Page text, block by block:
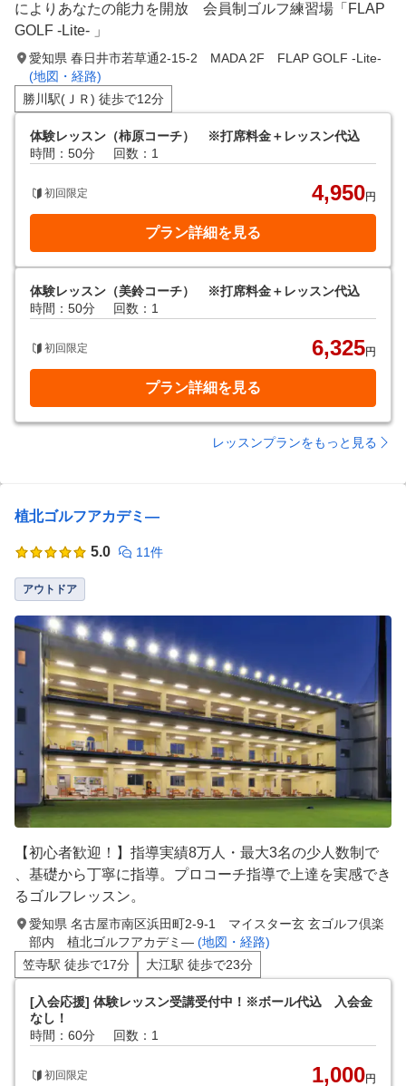
によりあなたの能力を開放 会員制ゴルフ練習場「FLAP
GOLF -Lite- 」
愛知県 春日井市若草通2-15-2 MADA 2F FLAP GOLF -Lite-
(地図・経路)
勝川駅(ＪＲ) 徒歩で12分
体験レッスン（柿原コーチ） ※打席料金＋レッスン代込
時間：50分
回数：1
初回限定 4,950円
プラン詳細を見る
体験レッスン（美鈴コーチ） ※打席料金＋レッスン代込
時間：50分
回数：1
初回限定 6,325円
プラン詳細を見る
レッスンプランをもっと見る
植北ゴルフアカデミ―
5.0 11件
アウトドア
【初心者歓迎！】指導実績8万人・最大3名の少人数制で
、基礎から丁寧に指導。プロコーチ指導で上達を実感でき
るゴルフレッスン。
愛知県 名古屋市南区浜田町2-9-1 マイスター玄 玄ゴルフ倶楽
部内 植北ゴルフアカデミ― (地図・経路)
笠寺駅 徒歩で17分
大江駅 徒歩で23分
[入会応援] 体験レッスン受講受付中！※ボール代込 入会金
なし！
時間：60分
回数：1
初回限定 1,000円